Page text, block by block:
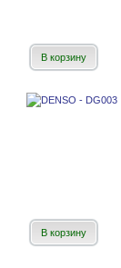
В корзину
В корзину